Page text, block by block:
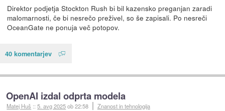
Direktor podjetja Stockton Rush bi bil kazensko preganjan zaradi
malomarnosti, če bi nesrečo preživel, so še zapisali. Po nesreči
OceanGate ne ponuja več potopov.
40 komentarjev
OpenAI izdal odprta modela
Matej Huš ::5. avg 2025ob 22:58 Znanost in tehnologija